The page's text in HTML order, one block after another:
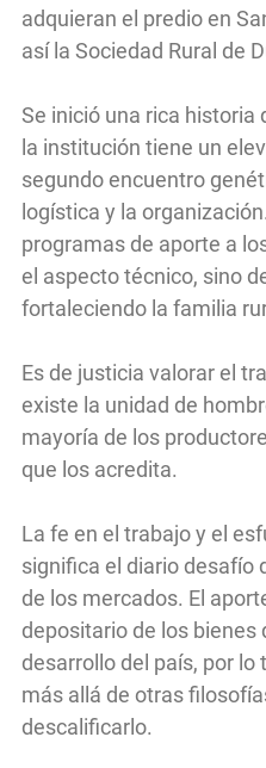
adquieran el predio en
así la Sociedad Rural de
Se inició una rica historia
la institución tiene un
segundo encuentro
logística y la
programas de aporte a
el aspecto técnico, sino
fortaleciendo la familia
Es de justicia valorar el
existe la unidad de
mayoría de los
que los acredita.
La fe en el trabajo y el
significa el diario desafío
de los mercados. El
depositario de los bienes
desarrollo del país, por
más allá de otras
descalificarlo.